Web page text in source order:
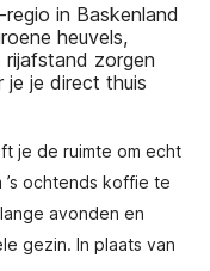
in Baskenland
heuvels,
rijafstand zorgen
je je direct thuis
je de ruimte om echt
ochtends koffie te
avonden en
gezin. In plaats van